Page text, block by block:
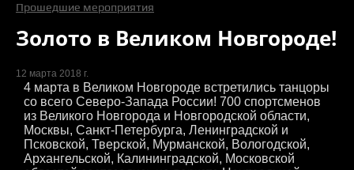
Прошедшие мероприятия
Золото в Великом Новгороде!
12 марта 2018 г.
4 марта в Великом Новгороде встретились танцоры
со всего Северо-Запада России! 700 спортсменов
из Великого Новгорода и Новгородской области,
Москвы, Санкт-Петербурга, Ленинградской и
Псковской, Тверской, Мурманской, Вологодской,
Архангельской, Калининградской, Московской